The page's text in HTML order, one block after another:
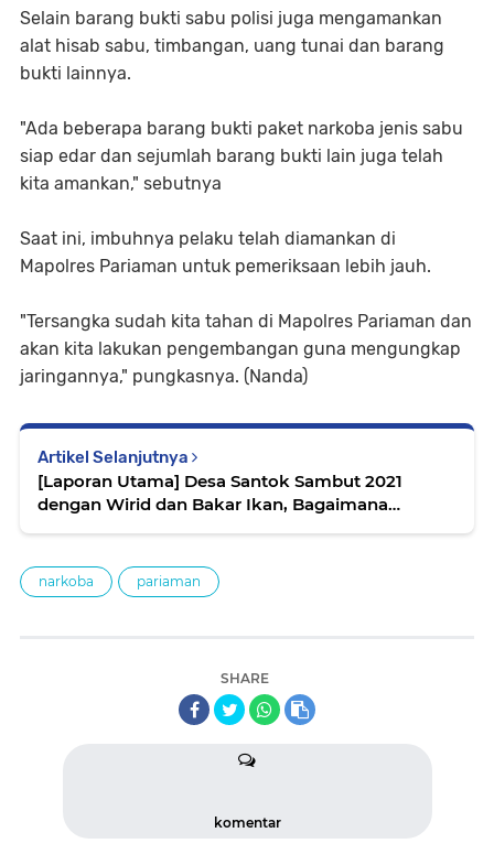
Selain barang bukti sabu polisi juga mengamankan
alat hisab sabu, timbangan, uang tunai dan barang
bukti lainnya.
"Ada beberapa barang bukti paket narkoba jenis sabu
siap edar dan sejumlah barang bukti lain juga telah
kita amankan," sebutnya
Saat ini, imbuhnya pelaku telah diamankan di
Mapolres Pariaman untuk pemeriksaan lebih jauh.
"Tersangka sudah kita tahan di Mapolres Pariaman dan
akan kita lakukan pengembangan guna mengungkap
jaringannya," pungkasnya. (Nanda)
Artikel Selanjutnya
[Laporan Utama] Desa Santok Sambut 2021
dengan Wirid dan Bakar Ikan, Bagaimana
narkoba pariaman
SHARE
komentar